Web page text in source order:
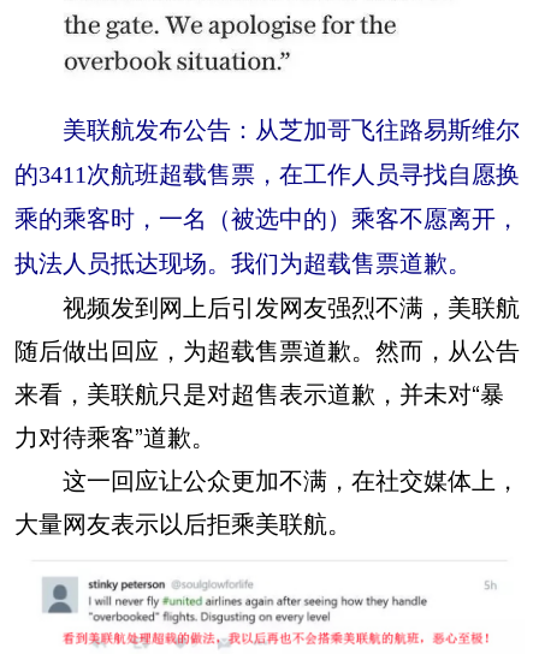
美联航发布公告：从芝加哥飞往路易斯维尔
的3411次航班超载售票，在工作人员寻找自愿换
乘的乘客时，一名（被选中的）乘客不愿离开，
执法人员抵达现场。我们为超载售票道歉。
视频发到网上后引发网友强烈不满，美联航
随后做出回应，为超载售票道歉。然而，从公告
来看，美联航只是对超售表示道歉，并未对“暴
力对待乘客”道歉。
这一回应让公众更加不满，在社交媒体上，
大量网友表示以后拒乘美联航。